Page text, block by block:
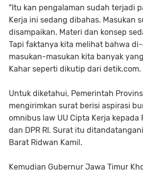
"Itu kan pengalaman sudah terjadi
Kerja ini sedang dibahas. Masukan
disampaikan. Materi dan konsep
Tapi faktanya kita melihat bahwa
masukan-masukan kita banyak
Kahar seperti dikutip dari detik.com.
Untuk diketahui, Pemerintah
mengirimkan surat berisi aspirasi
omnibus law UU Cipta Kerja kepada
dan DPR RI. Surat itu
Barat Ridwan Kamil.
Kemudian Gubernur Jawa Timur